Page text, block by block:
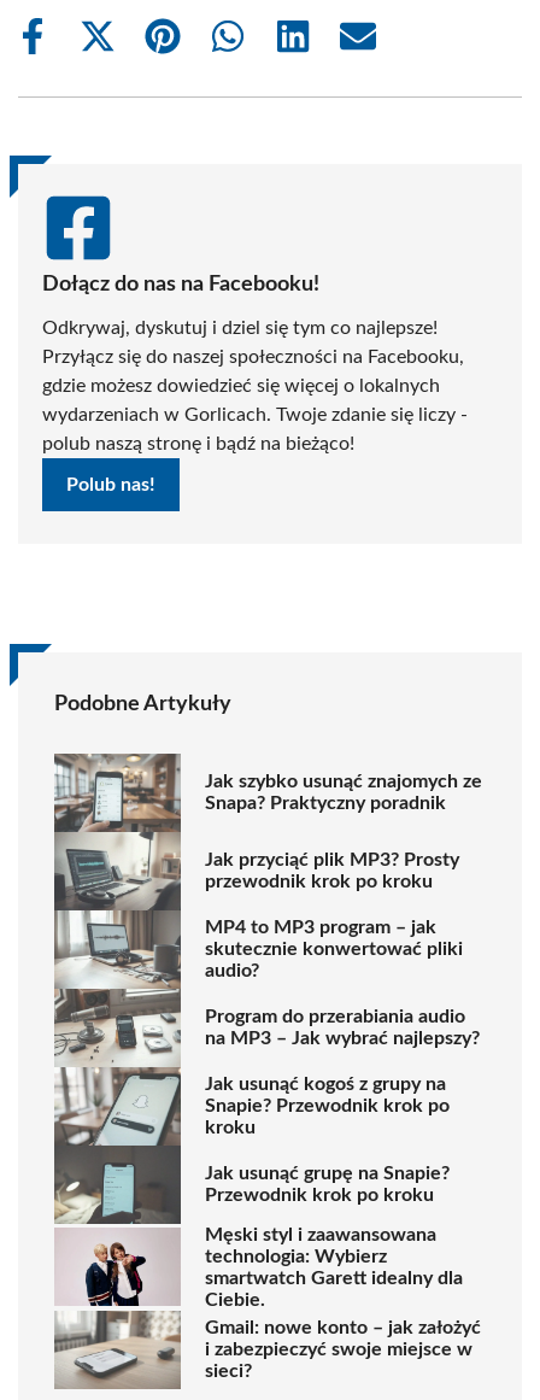
Share
Share
(Twitter)
Share
Share
Share
Share
Dołącz do nas na Facebooku!
Odkrywaj, dyskutuj i dziel się tym co najlepsze!
Przyłącz się do naszej społeczności na Facebooku,
gdzie możesz dowiedzieć się więcej o lokalnych
wydarzeniach w Gorlicach. Twoje zdanie się liczy -
polub naszą stronę i bądź na bieżąco!
Polub nas!
Podobne Artykuły
Jak szybko usunąć znajomych ze
Snapa? Praktyczny poradnik
Jak przyciąć plik MP3? Prosty
przewodnik krok po kroku
MP4 to MP3 program – jak
skutecznie konwertować pliki
audio?
Program do przerabiania audio
na MP3 – Jak wybrać najlepszy?
Jak usunąć kogoś z grupy na
Snapie? Przewodnik krok po
kroku
Jak usunąć grupę na Snapie?
Przewodnik krok po kroku
Męski styl i zaawansowana
technologia: Wybierz
smartwatch Garett idealny dla
Ciebie.
Gmail: nowe konto – jak założyć
i zabezpieczyć swoje miejsce w
sieci?